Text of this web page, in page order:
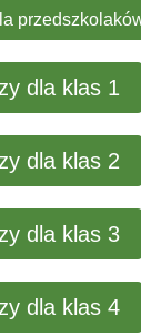
dla klas 1
dla klas 2
dla klas 3
dla klas 4